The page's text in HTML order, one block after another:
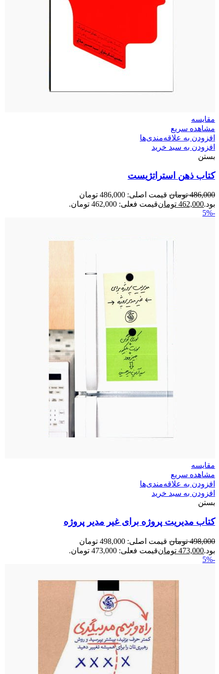
مقایسه
مشاهده سریع
افزودن به علاقه‌مندی‌ها
افزودن به سبد خرید
بستن
کتاب ذهن استراتژیست
486,000 تومان
قیمت اصلی: 486,000 تومان
بود.462,000 تومانقیمت فعلی: 462,000 تومان.
-5%
مقایسه
مشاهده سریع
افزودن به علاقه‌مندی‌ها
افزودن به سبد خرید
بستن
کتاب مدیریت پروژه برای غیر مدیر پروژه
498,000 تومان
قیمت اصلی: 498,000 تومان
بود.473,000 تومانقیمت فعلی: 473,000 تومان.
-5%